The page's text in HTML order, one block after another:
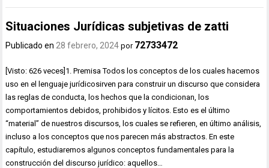
Situaciones Jurídicas subjetivas de zatti
Publicado en 28 febrero, 2024 por 72733472
[Visto: 626 veces]1. Premisa Todos los conceptos de los cuales hacemos
uso en el lenguaje jurídicosirven para construir un discurso que considera
las reglas de conducta, los hechos que la condicionan, los
comportamientos debidos, prohibidos y lícitos. Esto es el último
“material” de nuestros discursos, los cuales se refieren, en último análisis,
incluso a los conceptos que nos parecen más abstractos. En este
capítulo, estudiaremos algunos conceptos fundamentales para la
construcción del discurso jurídico: aquellos…